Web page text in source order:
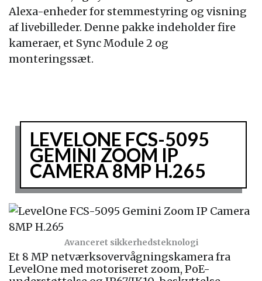
Alexa-enheder for stemmestyring og visning
af livebilleder. Denne pakke indeholder fire
kameraer, et Sync Module 2 og
monteringssæt.
Avanceret sikkerhedsteknologi
LEVELONE FCS-5095
GEMINI ZOOM IP
CAMERA 8MP H.265
Et 8 MP netværksovervågningskamera fra
LevelOne med motoriseret zoom, PoE-